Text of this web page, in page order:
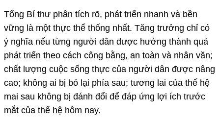
Tổng Bí thư phân tích rõ, phát triển nhanh và bền
vững là một thực thể thống nhất. Tăng trưởng chỉ có
ý nghĩa nếu từng người dân được hưởng thành quả
phát triển theo cách công bằng, an toàn và nhân văn;
chất lượng cuộc sống thực của người dân được nâng
cao; không ai bị bỏ lại phía sau; tương lai của thế hệ
mai sau không bị đánh đổi để đáp ứng lợi ích trước
mắt của thế hệ hôm nay.